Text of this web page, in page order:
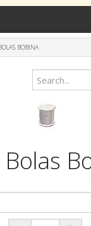
BOBINA